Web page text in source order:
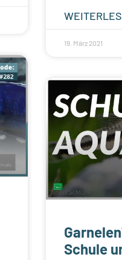
19. März 2021
Schule